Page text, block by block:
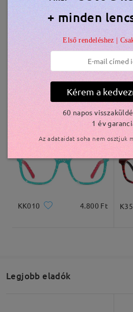
szállítási idő
5-7 munkanap részletek
Kiszállítva
Hasonló keretek
K60083 5.800 Ft
KK010 4.800 Ft
Legjobb eladók
+ minden
Első rendeléshez |
Kérem a
60 napos
1 év
Az adataidat soha nem osztjuk